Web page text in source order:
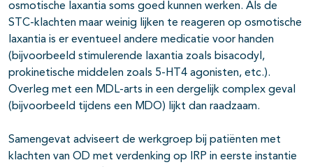
osmotische laxantia soms goed kunnen werken. Als de
STC-klachten maar weinig lijken te reageren op osmotische
laxantia is er eventueel andere medicatie voor handen
(bijvoorbeeld stimulerende laxantia zoals bisacodyl,
prokinetische middelen zoals 5-HT4 agonisten, etc.).
Overleg met een MDL-arts in een dergelijk complex geval
(bijvoorbeeld tijdens een MDO) lijkt dan raadzaam.
Samengevat adviseert de werkgroep bij patiënten met
klachten van OD met verdenking op IRP in eerste instantie